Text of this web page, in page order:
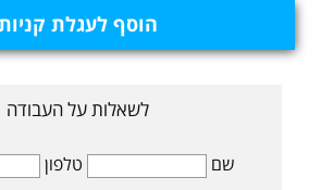
הוסף לעגלת
לשאלות על העבודה
שם טלפון